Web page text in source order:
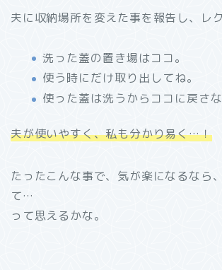
夫に収納場所を変えた事を報告し、レク
洗った蓋の置き場はココ。
使う時にだけ取り出してね。
使った蓋は洗うからココに戻さな
夫が使いやすく、私も分かり易く…！
たったこんな事で、気が楽になるなら
て…
って思えるかな。